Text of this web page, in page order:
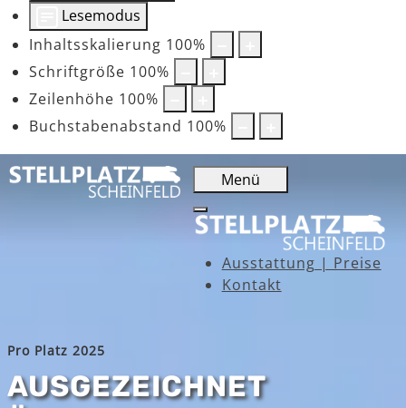
Lesemodus
Inhaltsskalierung 100%
Schriftgröße 100%
Zeilenhöhe 100%
Buchstabenabstand 100%
Menü
Ausstattung | Preise
Kontakt
Pro Platz 2025
AUSGEZEICHNET